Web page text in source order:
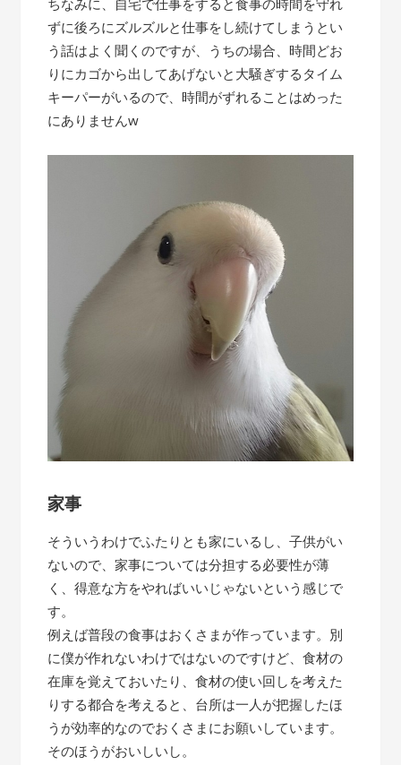
ちなみに、自宅で仕事をすると食事の時間を守れ
ずに後ろにズルズルと仕事をし続けてしまうとい
う話はよく聞くのですが、うちの場合、時間どお
りにカゴから出してあげないと大騒ぎするタイム
キーパーがいるので、時間がずれることはめった
にありませんw
家事
そういうわけでふたりとも家にいるし、子供がい
ないので、家事については分担する必要性が薄
く、得意な方をやればいいじゃないという感じで
す。
例えば普段の食事はおくさまが作っています。別
に僕が作れないわけではないのですけど、食材の
在庫を覚えておいたり、食材の使い回しを考えた
りする都合を考えると、台所は一人が把握したほ
うが効率的なのでおくさまにお願いしています。
そのほうがおいしいし。